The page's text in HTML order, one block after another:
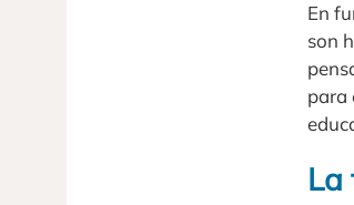
En
son
para
La